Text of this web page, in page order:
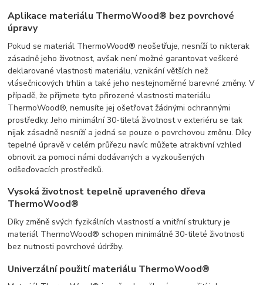
Aplikace materiálu ThermoWood® bez povrchové
úpravy
Pokud se materiál ThermoWood® neošetřuje, nesníží to nikterak
zásadně jeho životnost, avšak není možné garantovat veškeré
deklarované vlastnosti materiálu, vznikání větších než
vlásečnicových trhlin a také jeho nestejnoměrné barevné změny. V
případě, že přijmete tyto přirozené vlastnosti materiálu
ThermoWood®, nemusíte jej ošetřovat žádnými ochrannými
prostředky. Jeho minimální 30-tiletá životnost v exteriéru se tak
nijak zásadně nesníží a jedná se pouze o povrchovou změnu. Díky
tepelné úpravě v celém průřezu navíc můžete atraktivní vzhled
obnovit za pomoci námi dodávaných a vyzkoušených
odšeďovacích prostředků.
Vysoká životnost tepelně upraveného dřeva
ThermoWood®
Díky změně svých fyzikálních vlastností a vnitřní struktury je
materiál ThermoWood® schopen minimálně 30-tileté životnosti
bez nutnosti povrchové údržby.
Univerzální použití materiálu ThermoWood®